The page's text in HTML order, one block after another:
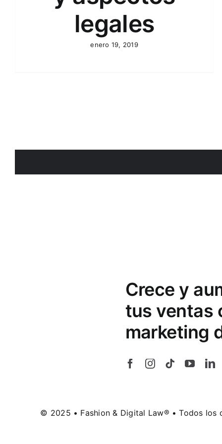
legales
enero 19, 2019
Crece y
tus ventas
marketing
© 2025 • Fashion & Digital Law® • Todos los